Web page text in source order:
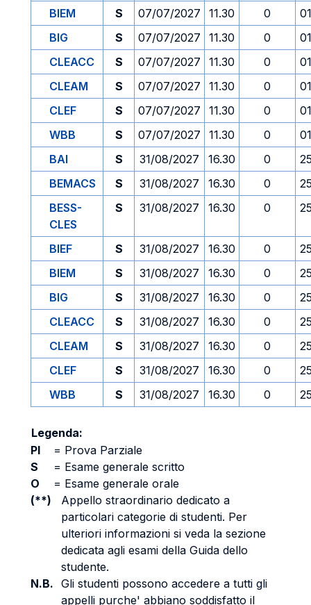
BIEM
S 07/07/2027 11.30 0
BIG
S 07/07/2027 11.30 0
CLEACC
S 07/07/2027 11.30 0
CLEAM
S 07/07/2027 11.30 0
CLEF
S 07/07/2027 11.30 0
WBB
S 07/07/2027 11.30 0
BAI
S 31/08/2027 16.30 0
BEMACS
S 31/08/2027 16.30 0
BESS-
CLES
S 31/08/2027 16.30 0
BIEF S 31/08/2027 16.30 0
BIEM
S 31/08/2027 16.30 0
BIG
S 31/08/2027 16.30 0
CLEACC
S 31/08/2027 16.30 0
CLEAM
S 31/08/2027 16.30 0
CLEF
S 31/08/2027 16.30 0
WBB
S 31/08/2027 16.30 0
Legenda:
PI
= Prova Parziale
S
= Esame generale scritto
O
= Esame generale orale
(**)
Appello straordinario dedicato a
particolari categorie di studenti. Per
ulteriori informazioni si veda la sezione
dedicata agli esami della Guida dello
studente.
N.B. Gli studenti possono accedere a tutti gli
appelli purche' abbiano soddisfatto il